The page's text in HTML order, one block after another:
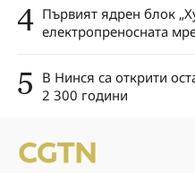
4 Първият ядрен блок
електропреносната
5 В Нинся са открити
2 300 години